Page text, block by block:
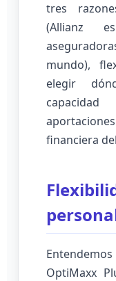
tres
(Allianz
mundo),
elegir
financiera
OptiMaxx